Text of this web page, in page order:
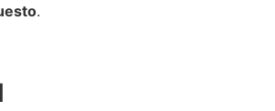
.